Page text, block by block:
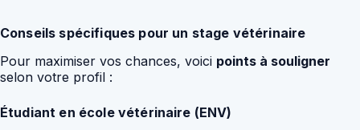
Conseils spécifiques pour un stage vétérinaire
Pour maximiser vos chances, voici points à souligner
selon votre profil :
Étudiant en école vétérinaire (ENV)